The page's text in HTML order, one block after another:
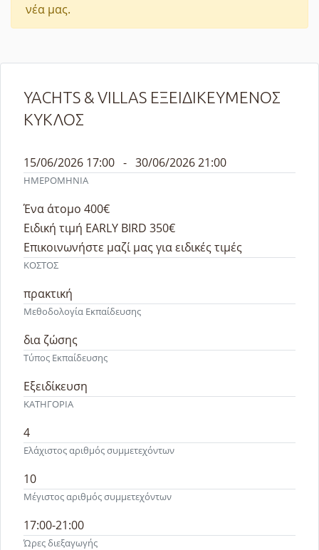
νέα μας.
YACHTS & VILLAS ΕΞΕΙΔΙΚΕΥΜΕΝΟΣ
ΚΥΚΛΟΣ
ΗΜΕΡΟΜΗΝΙΑ
15/06/2026 17:00 - 30/06/2026 21:00
ΚΟΣΤΟΣ
Ένα άτομο 400€
Ειδική τιμή EARLY BIRD 350€
Επικοινωνήστε μαζί μας για ειδικές τιμές
Μεθοδολογία Εκπαίδευσης
πρακτική
Τύπος Εκπαίδευσης
δια ζώσης
ΚΑΤΗΓΟΡΙΑ
Εξειδίκευση
Ελάχιστος αριθμός συμμετεχόντων
4
Μέγιστος αριθμός συμμετεχόντων
10
Ώρες διεξαγωγής
17:00-21:00